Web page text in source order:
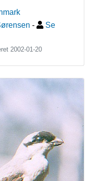
-
Se
2002-01-20